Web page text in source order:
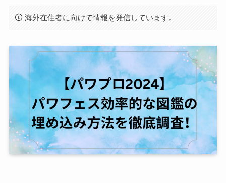
海外在住者に向けて情報を発信しています。